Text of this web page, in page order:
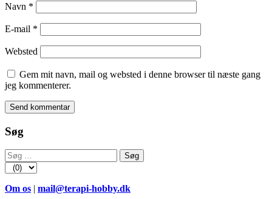
Navn *
E-mail *
Websted
Gem mit navn, mail og websted i denne browser til næste gang
jeg kommenterer.
Søg
Søg
efter:
Om os | mail@terapi-hobby.dk